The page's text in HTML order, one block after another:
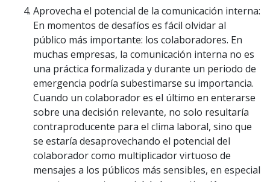
Aprovecha el potencial de la comunicación interna:
En momentos de desafíos es fácil olvidar al
público más importante: los colaboradores. En
muchas empresas, la comunicación interna no es
una práctica formalizada y durante un periodo de
emergencia podría subestimarse su importancia.
Cuando un colaborador es el último en enterarse
sobre una decisión relevante, no solo resultaría
contraproducente para el clima laboral, sino que
se estaría desaprovechando el potencial del
colaborador como multiplicador virtuoso de
mensajes a los públicos más sensibles, en especial